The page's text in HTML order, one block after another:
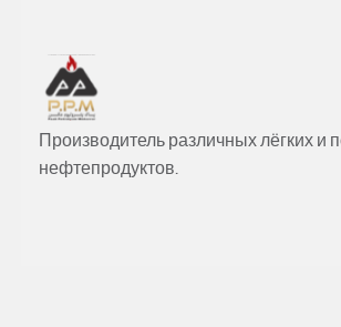
Производитель различных лёгких и
нефтепродуктов.